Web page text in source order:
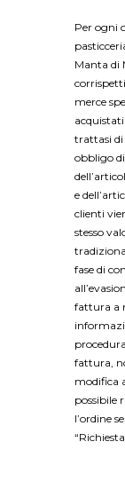
Per ogni
Manta di
merce
trattasi di
obbligo di
e
clienti
stesso
fase di
fattura a
fattura,
modifica
possibile
l’ordine